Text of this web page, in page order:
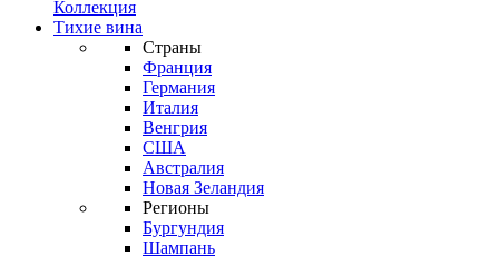
Коллекция
Тихие вина
Страны
Франция
Германия
Италия
Венгрия
США
Австралия
Новая Зеландия
Регионы
Бургундия
Шампань